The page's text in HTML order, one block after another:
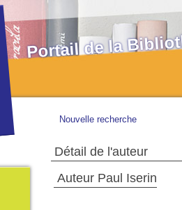
Nouvelle recherche
Détail de l'auteur
Auteur Paul Iserin
Portail de la